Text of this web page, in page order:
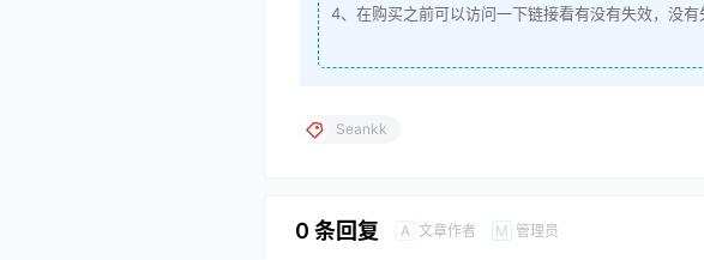
4、在购买之前可以访问一下链接看有没有失效，没
Seankk
0 条回复 A 文章作者 M 管理员